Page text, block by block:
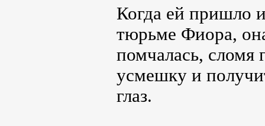
Когда ей пришло
тюрьме Фиора,
помчалась, сломя
усмешку и
глаз.